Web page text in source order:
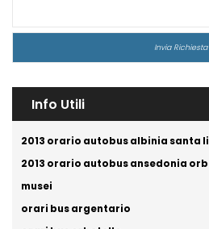
Info Utili
2013 orario autobus albinia santa
2013 orario autobus ansedonia
musei
orari bus argentario